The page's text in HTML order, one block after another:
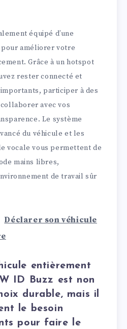
équipé d’une
améliorer votre
Grâce à un hotspot
rester connecté et
participer à des
avec vos
Le système
du véhicule et les
vocale vous permettent de
mains libres,
de travail sûr
Déclarer son véhicule
entièrement
ID Buzz est non
durable, mais il
le besoin
pour faire le